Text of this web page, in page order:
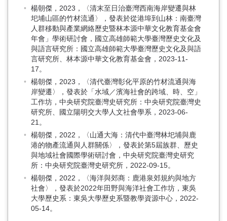
楊朝傑，2023，〈清末至日治臺灣西南海岸變遷與林
圯埔山區的竹材流通〉，發表於從港埠到山林：南臺灣
人群移動與產業網絡歷史暨林本源中華文化教育基金會
年會」學術研討會，國立高雄師範大學臺灣歷史文化及
與語言研究所：國立高雄師範大學臺灣歷史文化及與語
言研究所、林本源中華文化教育基金會，2023-11-
17。
楊朝傑，2023，〈清代臺灣彰化平原的竹材流通與海
岸變遷〉，發表於「水域／濱海社會的跨域、時、空」
工作坊，中央研究院臺灣史研究所：中央研究院臺灣史
研究所、國立陽明交大學人文社會學系，2023-06-
21。
楊朝傑，2022，〈山通大海：清代中臺灣林圯埔與鹿
港的物產流通與人群關係〉，發表於第5屆族群、歷史
與地域社會國際學術研討會，中央研究院臺灣史研究
所：中央研究院臺灣史研究所，2022-09-15。
楊朝傑，2022，〈海洋與郊商：鹿港泉郊規約與地方
社會〉，發表於2022年田野與海洋社會工作坊，東吳
大學歷史系：東吳大學歷史系暨教學資源中心，2022-
05-14。